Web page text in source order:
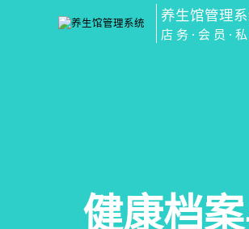
养生馆管理
店务·会员·
会员营
预约与
健康档
智慧养